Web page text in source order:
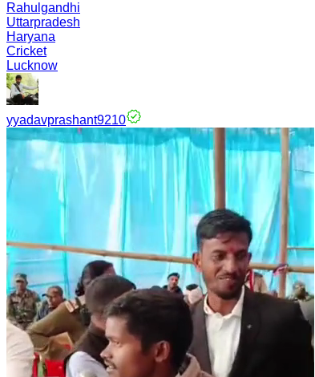
Rahulgandhi
Uttarpradesh
Haryana
Cricket
Lucknow
yyadavprashant9210